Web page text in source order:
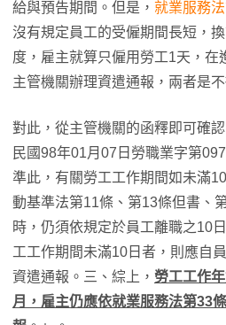
給與預告期間。但是， 就業服務
沒有規定員工的受僱期間長短，
度，雇主就算只僱用勞工1天，在
主管機關辦理資遣通報，兩者是不
對此，從主管機關的函釋即可確
民國98年01月07日勞職業字第
準此，有關勞工工作期間如未滿
動基準法第11條、第13條但書、
時，仍須依規定於員工離職之10
工工作期間未滿10日者，則應自
資遣通報。三、綜上， 勞工工作
月，雇主仍應依就業服務法第33